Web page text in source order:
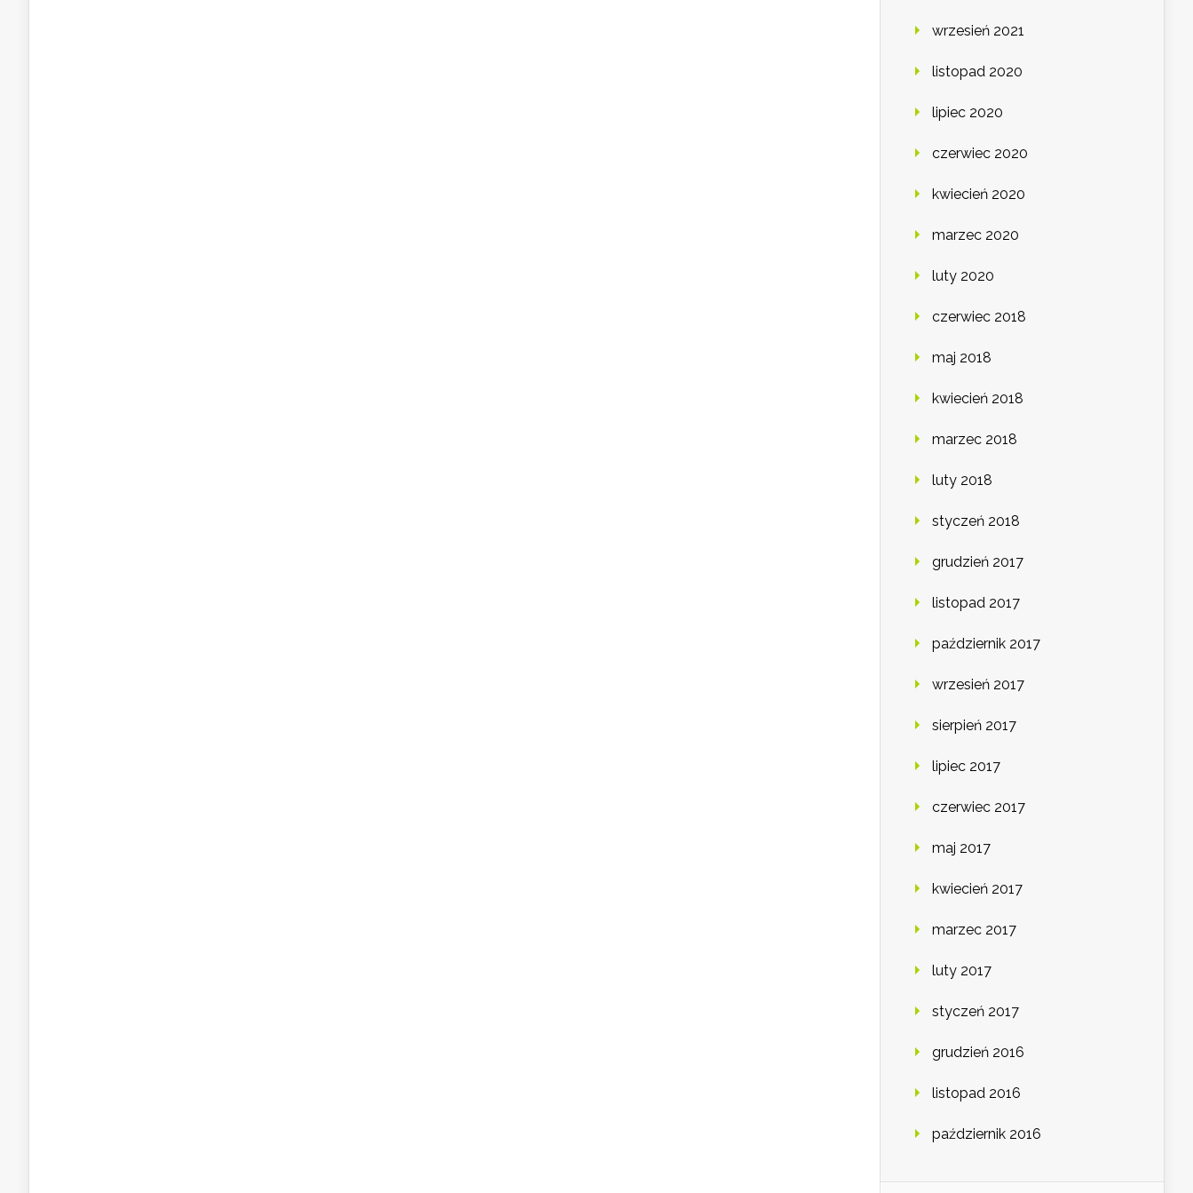
wrzesień 2021
listopad 2020
lipiec 2020
czerwiec 2020
kwiecień 2020
marzec 2020
luty 2020
czerwiec 2018
maj 2018
kwiecień 2018
marzec 2018
luty 2018
styczeń 2018
grudzień 2017
listopad 2017
październik 2017
wrzesień 2017
sierpień 2017
lipiec 2017
czerwiec 2017
maj 2017
kwiecień 2017
marzec 2017
luty 2017
styczeń 2017
grudzień 2016
listopad 2016
październik 2016